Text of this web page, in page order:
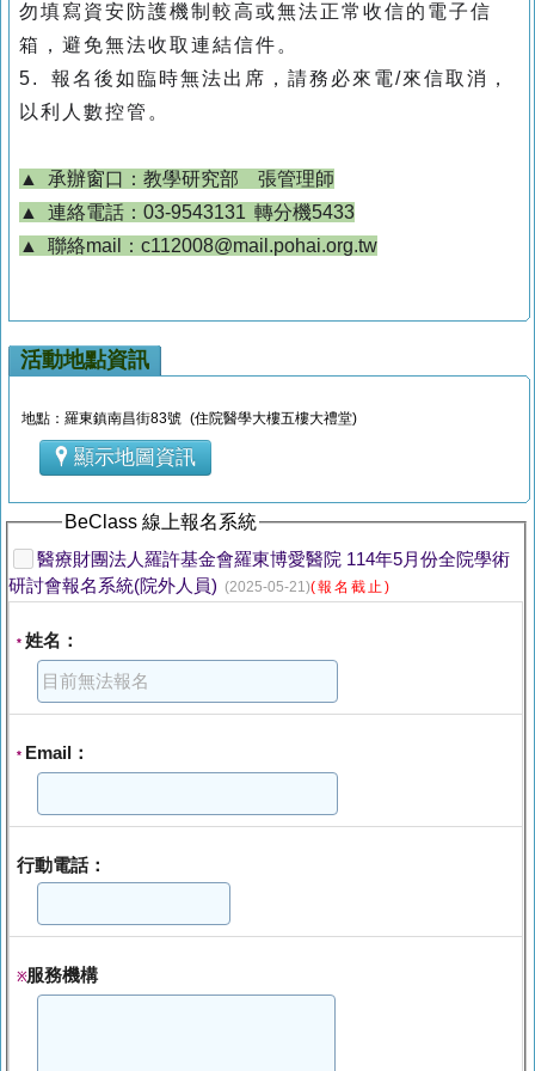
勿填寫資安防護機制較高或無法正常收信的電子信
箱，避免無法收取連結信件。
5. 報名後如臨時無法出席，請務必來電/來信取消，
以利人數控管。
▲ 承辦窗口：教學研究部 張管理師
▲ 連絡電話：03-9543131 轉分機5433
▲ 聯絡mail：c112008@mail.pohai.org.tw
活動地點資訊
地點：羅東鎮南昌街83號 (住院醫學大樓五樓大禮堂)
顯示地圖資訊
BeClass 線上報名系統
醫療財團法人羅許基金會羅東博愛醫院 114年5月份全院學術
研討會報名系統(院外人員) (2025-05-21)(報名截止)
* 姓名：
* Email：
行動電話：
※服務機構